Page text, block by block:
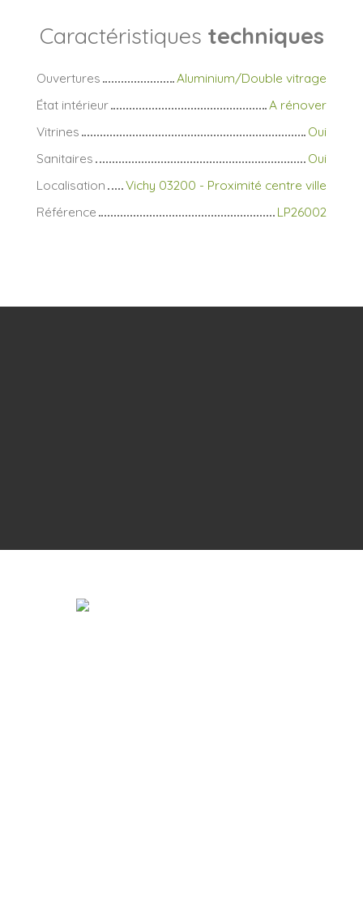
Caractéristiques techniques
Ouvertures
Aluminium/Double vitrage
État intérieur
A rénover
Vitrines
Oui
Sanitaires
Oui
Localisation
Vichy 03200 - Proximité centre ville
Référence
LP26002